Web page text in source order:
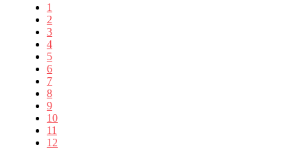
1
2
3
4
5
6
7
8
9
10
11
12